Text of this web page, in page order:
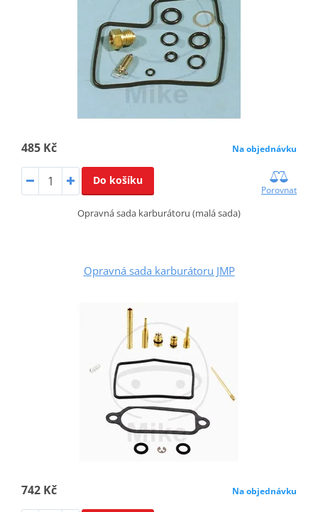
485 Kč Na objednávku
Do košíku
Porovnat
Opravná sada karburátoru (malá sada)
Opravná sada karburátoru JMP
742 Kč Na objednávku